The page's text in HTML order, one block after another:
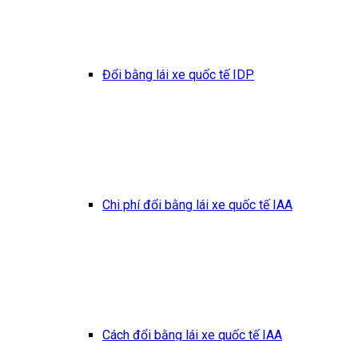
Đổi bằng lái xe quốc tế IDP
Chi phí đổi bằng lái xe quốc tế IAA
Cách đổi bằng lái xe quốc tế IAA